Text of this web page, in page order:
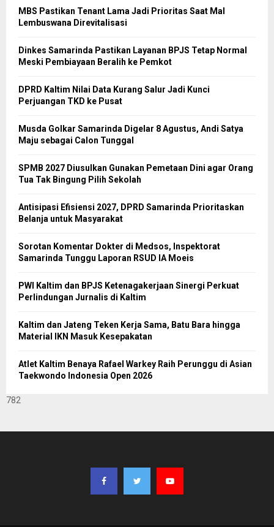
MBS Pastikan Tenant Lama Jadi Prioritas Saat Mal
Lembuswana Direvitalisasi
Dinkes Samarinda Pastikan Layanan BPJS Tetap Normal
Meski Pembiayaan Beralih ke Pemkot
DPRD Kaltim Nilai Data Kurang Salur Jadi Kunci
Perjuangan TKD ke Pusat
Musda Golkar Samarinda Digelar 8 Agustus, Andi Satya
Maju sebagai Calon Tunggal
SPMB 2027 Diusulkan Gunakan Pemetaan Dini agar Orang
Tua Tak Bingung Pilih Sekolah
Antisipasi Efisiensi 2027, DPRD Samarinda Prioritaskan
Belanja untuk Masyarakat
Sorotan Komentar Dokter di Medsos, Inspektorat
Samarinda Tunggu Laporan RSUD IA Moeis
PWI Kaltim dan BPJS Ketenagakerjaan Sinergi Perkuat
Perlindungan Jurnalis di Kaltim
Kaltim dan Jateng Teken Kerja Sama, Batu Bara hingga
Material IKN Masuk Kesepakatan
Atlet Kaltim Benaya Rafael Warkey Raih Perunggu di Asian
Taekwondo Indonesia Open 2026
782